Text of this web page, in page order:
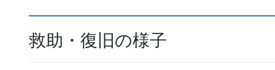
救助・復旧の様子